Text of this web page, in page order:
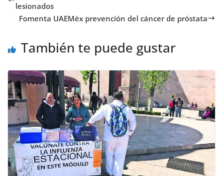
lesionados
Fomenta UAEMéx prevención del cáncer de próstata
También te puede gustar